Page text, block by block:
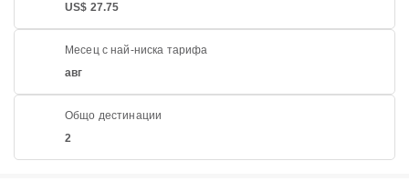
US$ 27.75
Месец с най-ниска тарифа
авг
Общо дестинации
2